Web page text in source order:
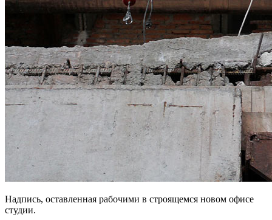
Надпись, оставленная рабочими в строящемся новом офисе
студии.